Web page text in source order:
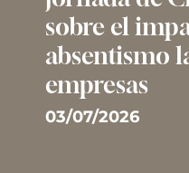
sobre el
absentismo
empresas
03/07/2026